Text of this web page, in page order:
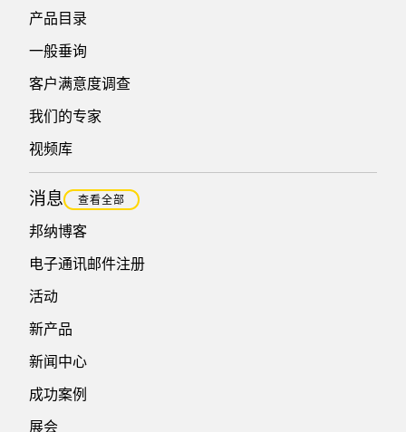
产品目录
一般垂询
客户满意度调查
我们的专家
视频库
消息 查看全部
邦纳博客
电子通讯邮件注册
活动
新产品
新闻中心
成功案例
展会